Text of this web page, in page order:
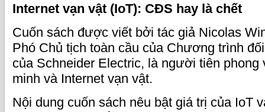
Internet vạn vật (IoT): CĐS hay là chết
Cuốn sách được viết bởi tác giả Nicolas
Phó Chủ tịch toàn cầu của Chương trình
của Schneider Electric, là người tiên phong
minh và Internet vạn vật.
Nội dung cuốn sách nêu bật giá trị của IoT